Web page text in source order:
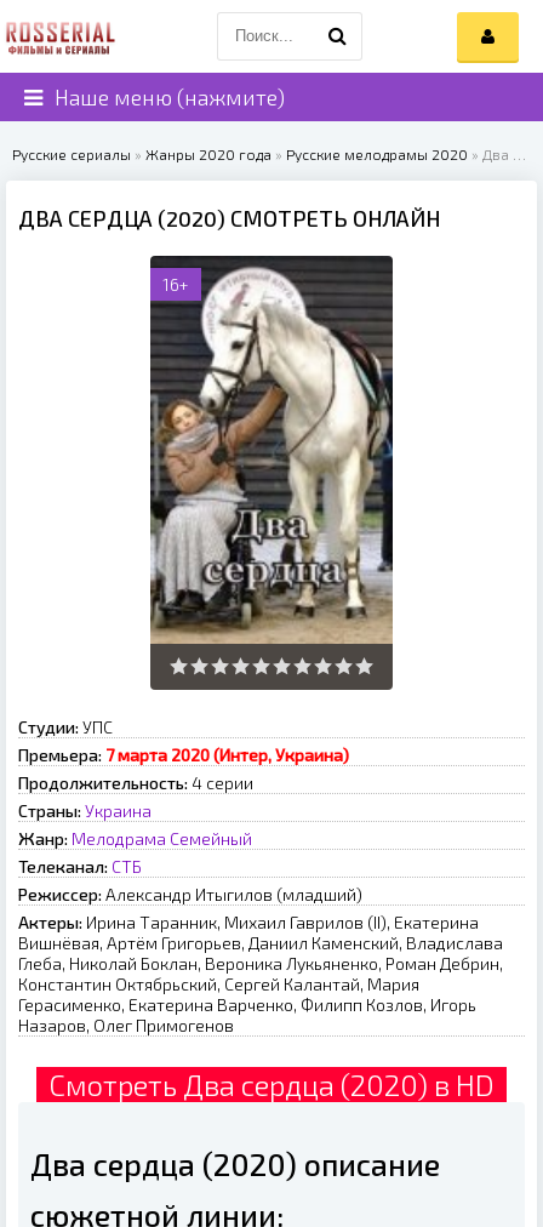
Наше меню (нажмите)
Русские сериалы » Жанры 2020 года » Русские мелодрамы 2020 » Два сердца (2020)
ДВА СЕРДЦА (2020) СМОТРЕТЬ ОНЛАЙН
16+
Студии: УПС
Премьера: 7 марта 2020 (Интер, Украина)
Продолжительность: 4 серии
Страны: Украина
Жанр: Мелодрама Семейный
Телеканал: СТБ
Режиссер: Александр Итыгилов (младший)
Актеры: Ирина Таранник, Михаил Гаврилов (II), Екатерина
Вишнёвая, Артём Григорьев, Даниил Каменский, Владислава
Глеба, Николай Боклан, Вероника Лукьяненко, Роман Дебрин,
Константин Октябрьский, Сергей Калантай, Мария
Герасименко, Екатерина Варченко, Филипп Козлов, Игорь
Назаров, Олег Примогенов
Смотреть Два сердца (2020) в HD
Два сердца (2020) описание
сюжетной линии: